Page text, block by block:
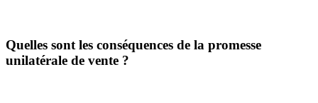
Quelles sont les conséquences de la promesse
unilatérale de vente ?